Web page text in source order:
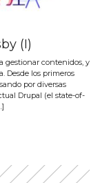
(I)
gestionar contenidos, y
Desde los primeros
por diversas
Drupal (el state-of-